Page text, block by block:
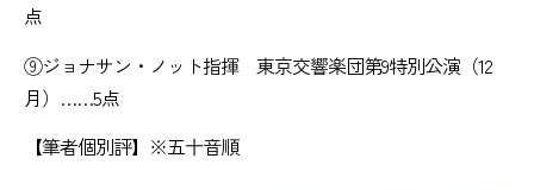
点
⑨ジョナサン・ノット指揮 東京交響楽団第9特別公演（12
月）……5点
【筆者個別評】※五十音順